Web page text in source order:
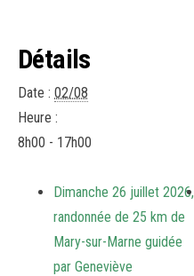
Détails
Date : 02/08
Heure :
8h00 - 17h00
Dimanche 26 juillet 2026,
randonnée de 25 km de
Mary-sur-Marne guidée
par Geneviève